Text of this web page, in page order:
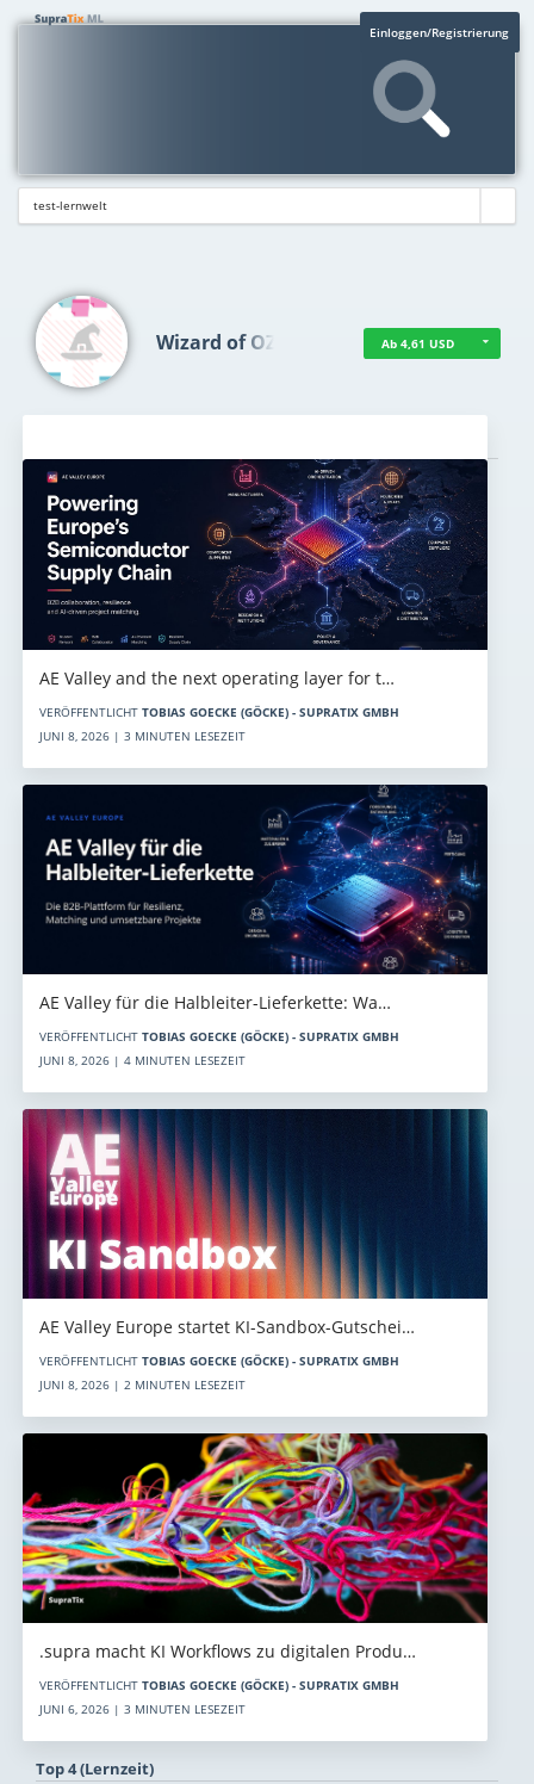
Einloggen/Registrierung
Wizard of OZ Ab 4,61 USD
AE Valley and the next operating layer for t…
VERÖFFENTLICHT TOBIAS GOECKE (GÖCKE) - SUPRATIX GMBH
JUNI 8, 2026 | 3 MINUTEN LESEZEIT
AE Valley für die Halbleiter-Lieferkette: Wa…
VERÖFFENTLICHT TOBIAS GOECKE (GÖCKE) - SUPRATIX GMBH
JUNI 8, 2026 | 4 MINUTEN LESEZEIT
AE Valley Europe startet KI-Sandbox-Gutschei…
VERÖFFENTLICHT TOBIAS GOECKE (GÖCKE) - SUPRATIX GMBH
JUNI 8, 2026 | 2 MINUTEN LESEZEIT
.supra macht KI Workflows zu digitalen Produ…
VERÖFFENTLICHT TOBIAS GOECKE (GÖCKE) - SUPRATIX GMBH
JUNI 6, 2026 | 3 MINUTEN LESEZEIT
Top 4 (Lernzeit)